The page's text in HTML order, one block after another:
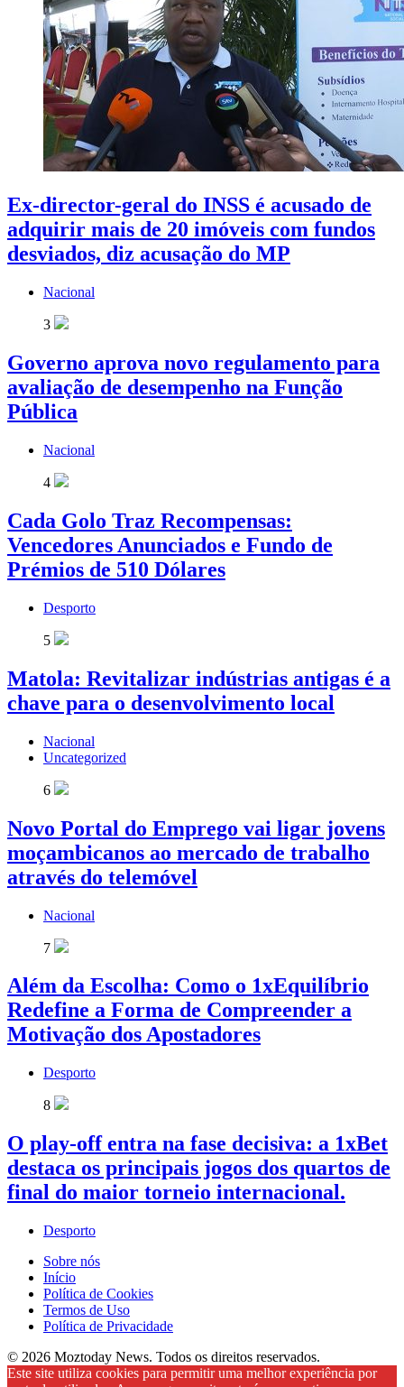
Ex-director-geral do INSS é acusado de
adquirir mais de 20 imóveis com fundos
desviados, diz acusação do MP
Nacional
3
Governo aprova novo regulamento para
avaliação de desempenho na Função
Pública
Nacional
4
Cada Golo Traz Recompensas:
Vencedores Anunciados e Fundo de
Prémios de 510 Dólares
Desporto
5
Matola: Revitalizar indústrias antigas é a
chave para o desenvolvimento local
Nacional
Uncategorized
6
Novo Portal do Emprego vai ligar jovens
moçambicanos ao mercado de trabalho
através do telemóvel
Nacional
7
Além da Escolha: Como o 1xEquilíbrio
Redefine a Forma de Compreender a
Motivação dos Apostadores
Desporto
8
O play-off entra na fase decisiva: a 1xBet
destaca os principais jogos dos quartos de
final do maior torneio internacional.
Desporto
Sobre nós
Início
Política de Cookies
Termos de Uso
Política de Privacidade
© 2026 Moztoday News. Todos os direitos reservados.
Este site utiliza cookies para permitir uma melhor experiência por